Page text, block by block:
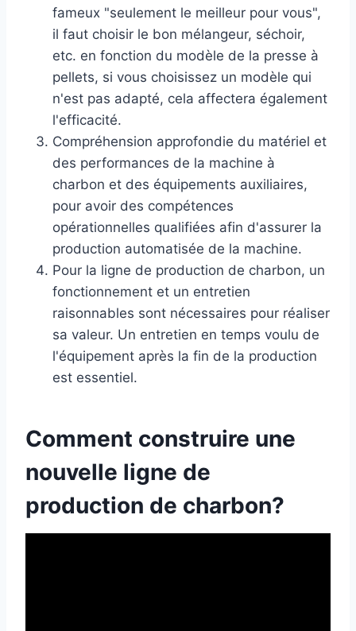
fameux "seulement le meilleur pour vous",
il faut choisir le bon mélangeur, séchoir,
etc. en fonction du modèle de la presse à
pellets, si vous choisissez un modèle qui
n'est pas adapté, cela affectera également
l'efficacité.
Compréhension approfondie du matériel et
des performances de la machine à
charbon et des équipements auxiliaires,
pour avoir des compétences
opérationnelles qualifiées afin d'assurer la
production automatisée de la machine.
Pour la ligne de production de charbon, un
fonctionnement et un entretien
raisonnables sont nécessaires pour réaliser
sa valeur. Un entretien en temps voulu de
l'équipement après la fin de la production
est essentiel.
Comment construire une
nouvelle ligne de
production de charbon?